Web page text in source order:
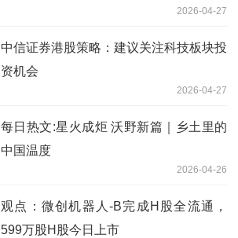
2026-04-27
中信证券港股策略：建议关注科技板块投
资机会
2026-04-27
每日热文:星火成炬 沃野新篇｜乡土里的
中国温度
2026-04-26
观点：微创机器人-B完成H股全流通，
599万股H股今日上市